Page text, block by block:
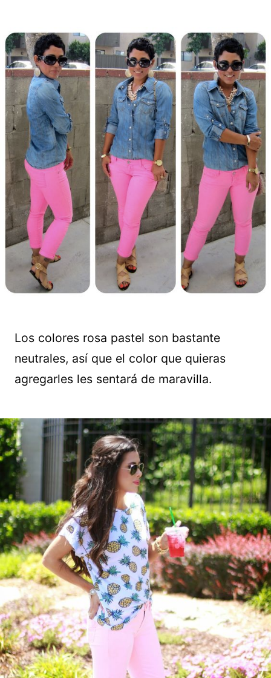
Los colores rosa pastel son bastante
neutrales, así que el color que quieras
agregarles les sentará de maravilla.